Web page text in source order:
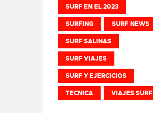
SURF EN EL 2023
SURFING SURF NEWS
SURF SALINAS
SURF VIAJES
SURF Y EJERCICIOS
TECNICA VIAJES SURF